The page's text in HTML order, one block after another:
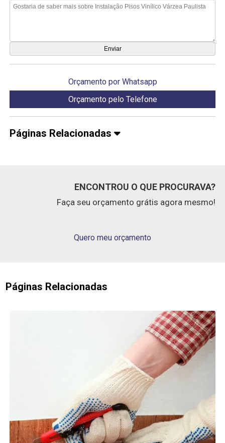
Orçamento por Whatsapp
Orçamento pelo Telefone
Páginas Relacionadas
ENCONTROU O QUE PROCURAVA?
Faça seu orçamento grátis agora mesmo!
Quero meu orçamento
Páginas Relacionadas